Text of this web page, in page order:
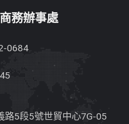
務辦事處
0684
路5段5號世貿中心7G-05